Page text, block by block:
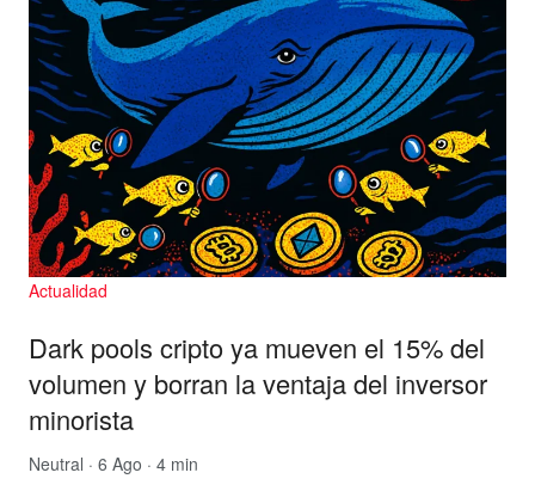
Actualidad
Dark pools cripto ya mueven el 15% del
volumen y borran la ventaja del inversor
minorista
Neutral · 6 Ago · 4 min